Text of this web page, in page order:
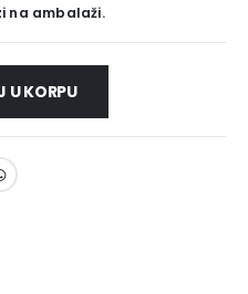
na ambalaži.
U KORPU